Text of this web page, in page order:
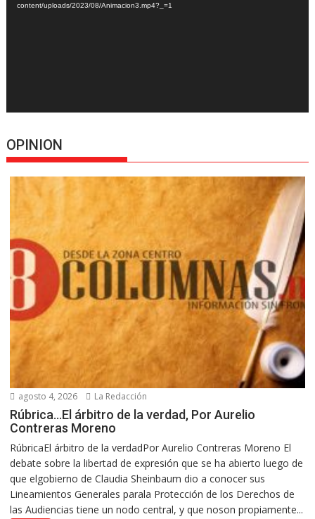
content/uploads/2023/08/Animacion3.mp4?_=1
OPINION
agosto 4, 2026 La Redacción
Rúbrica…El árbitro de la verdad, Por Aurelio
Contreras Moreno
RúbricaEl árbitro de la verdadPor Aurelio Contreras Moreno El
debate sobre la libertad de expresión que se ha abierto luego de
que elgobierno de Claudia Sheinbaum dio a conocer sus
Lineamientos Generales parala Protección de los Derechos de
las Audiencias tiene un nodo central, y que noson propiamente...